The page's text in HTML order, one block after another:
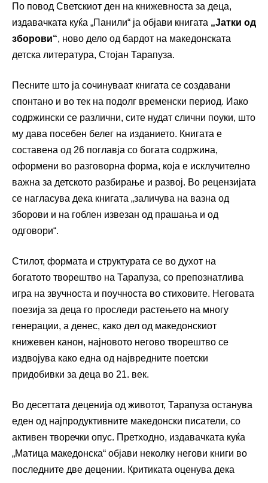
По повод Светскиот ден на книжевноста за деца,
издавачката куќа „Панили“ ја објави книгата „Јатки од
зборови“, ново дело од бардот на македонската
детска литература, Стојан Тарапуза.
Песните што ја сочинуваат книгата се создавани
спонтано и во тек на подолг временски период. Иако
содржински се различни, сите нудат слични поуки, што
му дава посебен белег на изданието. Книгата е
составена од 26 поглавја со богата содржина,
оформени во разговорна форма, која е исклучително
важна за детското разбирање и развој. Во рецензијата
се нагласува дека книгата „заличува на вазна од
зборови и на гоблен извезан од прашања и од
одговори“.
Стилот, формата и структурата се во духот на
богатото творештво на Тарапуза, со препознатлива
игра на звучноста и поучноста во стиховите. Неговата
поезија за деца го проследи растењето на многу
генерации, а денес, како дел од македонскиот
книжевен канон, најновото негово творештво се
издвојува како една од највредните поетски
придобивки за деца во 21. век.
Во десеттата деценија од животот, Тарапуза останува
еден од најпродуктивните македонски писатели, со
активен творечки опус. Претходно, издавачката куќа
„Матица македонска“ објави неколку негови книги во
последните две децении. Критиката оценува дека